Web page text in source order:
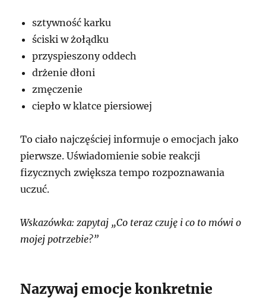
sztywność karku
ściski w żołądku
przyspieszony oddech
drżenie dłoni
zmęczenie
ciepło w klatce piersiowej
To ciało najczęściej informuje o emocjach jako
pierwsze. Uświadomienie sobie reakcji
fizycznych zwiększa tempo rozpoznawania
uczuć.
Wskazówka: zapytaj „Co teraz czuję i co to mówi o
mojej potrzebie?”
Nazywaj emocje konkretnie